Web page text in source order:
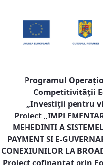
Programul
Competitivităţii
„Investiţii pentru
Proiect „
MEHEDINTI A
PAYMENT SI E-
CONEXIUNILOR LA
Proiect cofinanţat prin